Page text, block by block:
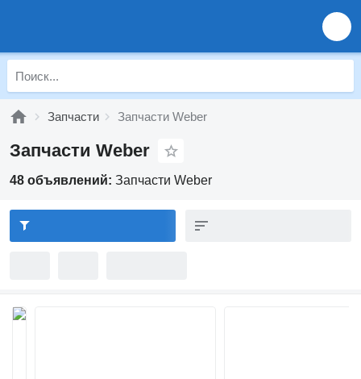
Запчасти Запчасти Weber
Запчасти Weber
48 объявлений: Запчасти Weber